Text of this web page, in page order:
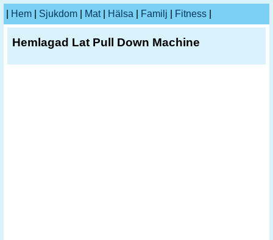
Hem Sjukdom Mat| Hälsa Familj Fitness
Hemlagad Lat Pull Down Machine